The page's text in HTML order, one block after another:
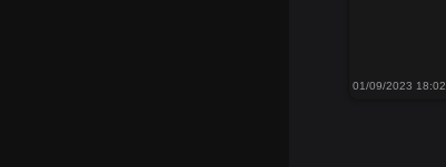
01/09/2023 18:02